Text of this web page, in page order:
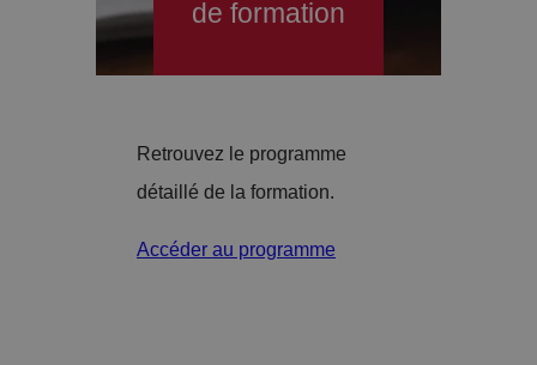
de formation
Retrouvez le programme
détaillé de la formation.
Accéder au programme